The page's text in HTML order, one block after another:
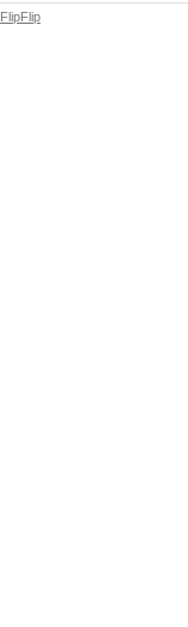
FlipFlip